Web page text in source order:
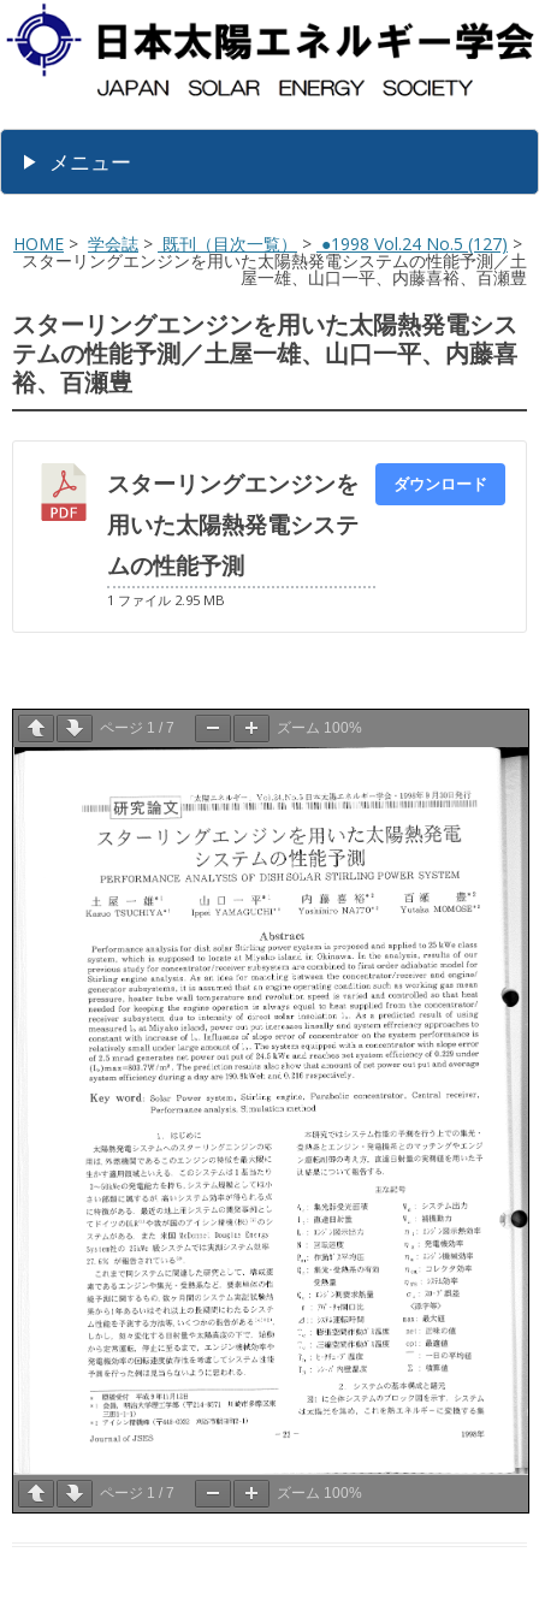
メニュー
HOME > 学会誌 > 既刊（目次一覧） > ●1998 Vol.24 No.5 (127) >
スターリングエンジンを用いた太陽熱発電システムの性能予測／土
屋一雄、山口一平、内藤喜裕、百瀬豊
スターリングエンジンを用いた太陽熱発電シス
テムの性能予測／土屋一雄、山口一平、内藤喜
裕、百瀬豊
スターリングエンジンを
用いた太陽熱発電システ
ムの性能予測
1 ファイル 2.95 MB
ダウンロード
ページ 1 / 7 ズーム 100%
ページ 1 / 7 ズーム 100%